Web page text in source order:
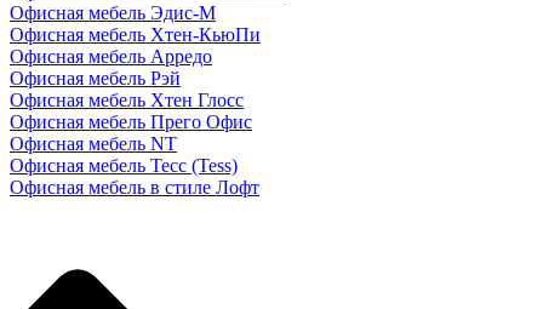
Офисная мебель Эдис-M
Офисная мебель Хтен-КьюПи
Офисная мебель Арредо
Офисная мебель Рэй
Офисная мебель Хтен Глосс
Офисная мебель Прего Офис
Офисная мебель NT
Офисная мебель Тесс (Tess)
Офисная мебель в стиле Лофт